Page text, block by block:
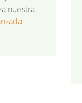
nuestra
.